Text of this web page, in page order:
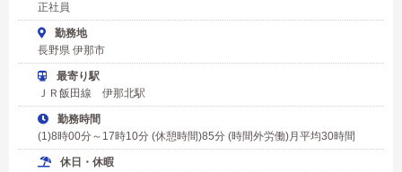
正社員
勤務地
長野県 伊那市
最寄り駅
ＪＲ飯田線 伊那北駅
勤務時間
(1)8時00分～17時10分 (休憩時間)85分 (時間外労働)月平均30時間
休日・休暇